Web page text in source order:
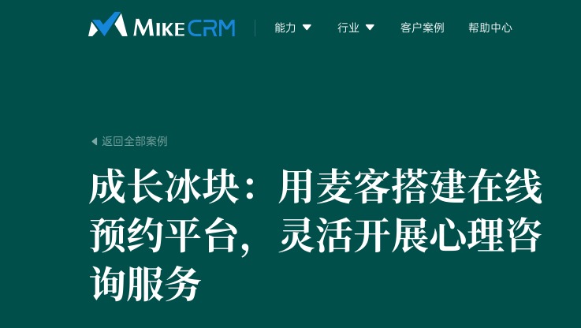
能力  行业  客户案例 帮助中心
 返回全部案例
成长冰块： 用麦客搭建在线
预约平台，灵活开展心理咨
询服务